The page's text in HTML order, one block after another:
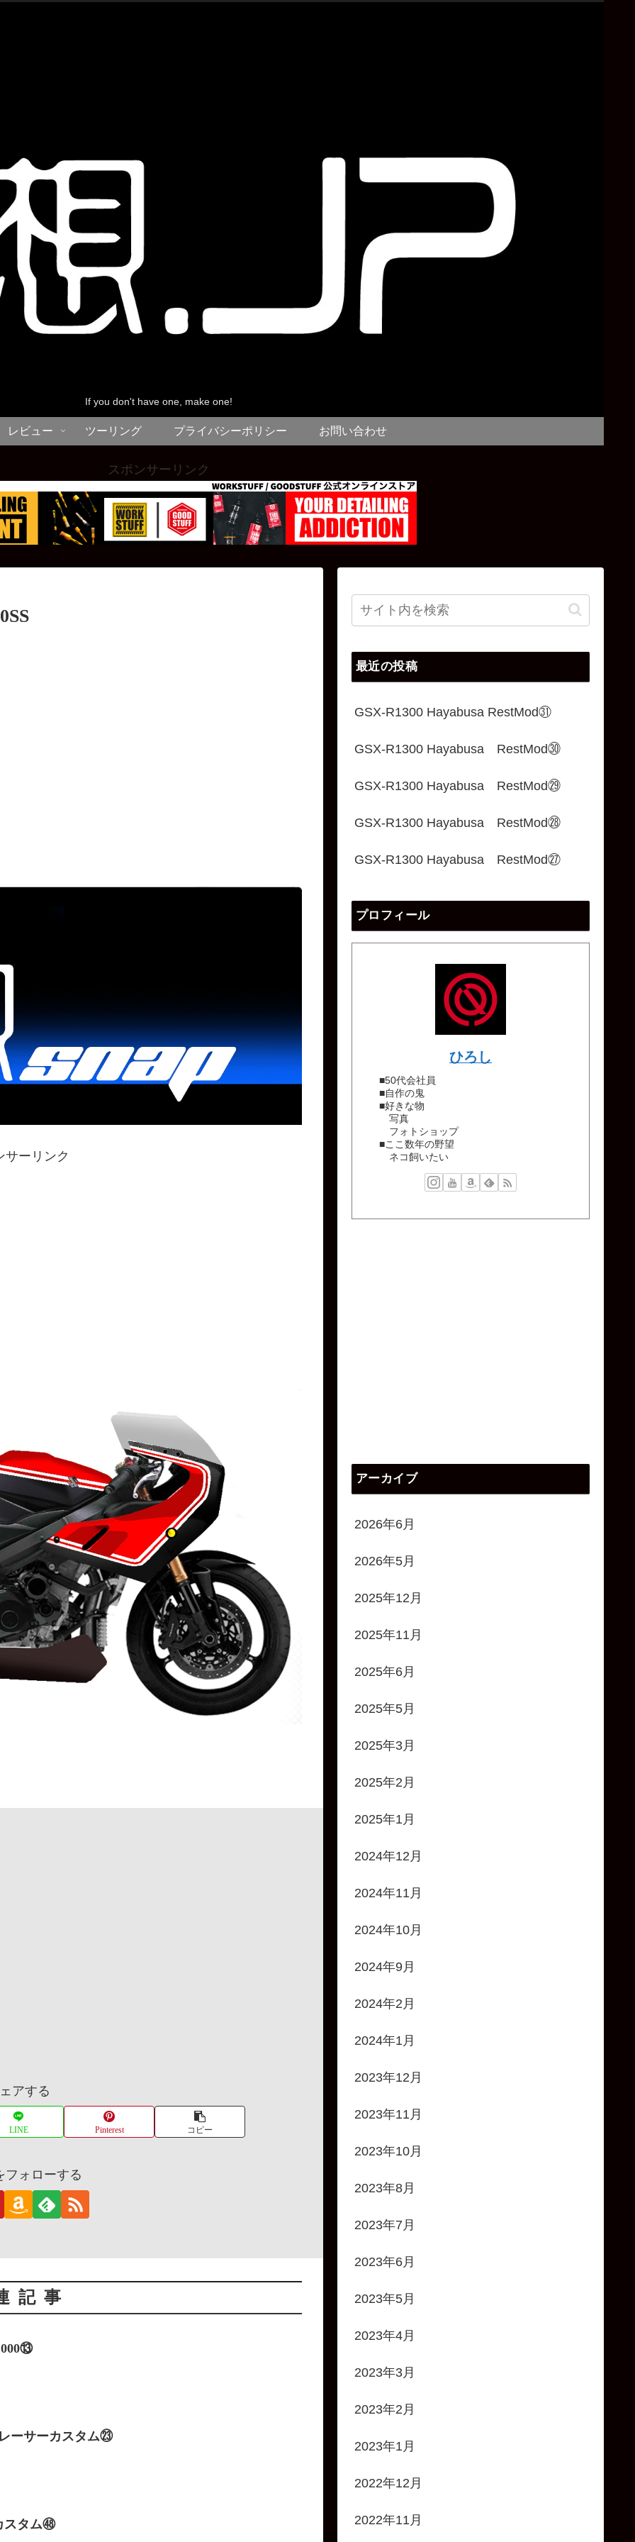
If you don't have one, make one!
レビュー ツーリング プライバシーポリシー お問い合わせ
スポンサーリンク
サーリンク
アする
LINE Pinterest コピー
フォローする
記事
ーサーカスタム㉓
スタム㊽
最近の投稿
GSX-R1300 Hayabusa RestMod㉛
GSX-R1300 Hayabusa RestMod㉚
GSX-R1300 Hayabusa RestMod㉙
GSX-R1300 Hayabusa RestMod㉘
GSX-R1300 Hayabusa RestMod㉗
プロフィール
ひろし
■50代会社員
■自作の鬼
■好きな物
写真
フォトショップ
■ここ数年の野望
ネコ飼いたい
アーカイブ
2026年6月
2026年5月
2025年12月
2025年11月
2025年6月
2025年5月
2025年3月
2025年2月
2025年1月
2024年12月
2024年11月
2024年10月
2024年9月
2024年2月
2024年1月
2023年12月
2023年11月
2023年10月
2023年8月
2023年7月
2023年6月
2023年5月
2023年4月
2023年3月
2023年2月
2023年1月
2022年12月
2022年11月